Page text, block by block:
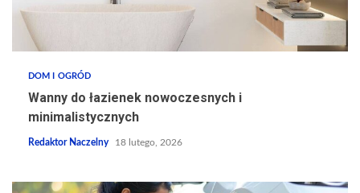
DOM I OGRÓD
Wanny do łazienek nowoczesnych i
minimalistycznych
Redaktor Naczelny 18 lutego, 2026